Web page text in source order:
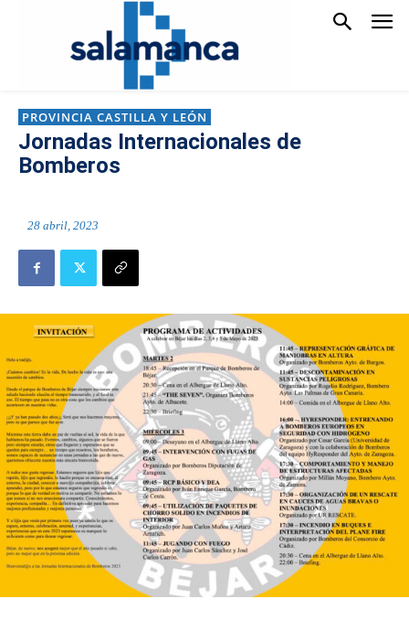
PROVINCIA CASTILLA Y LEÓN
Jornadas Internacionales de
Bomberos
28 abril, 2023